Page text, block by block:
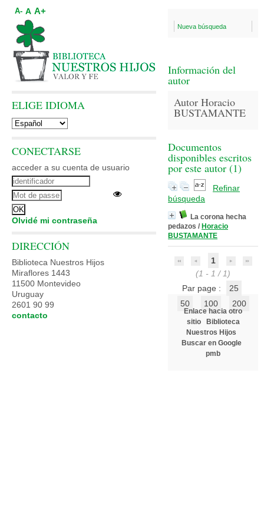
Nueva búsqueda
Información del
autor
Autor Horacio
BUSTAMANTE
Documentos
disponibles escritos
por este autor (1)
Refinar
búsqueda
La corona hecha
pedazos / Horacio
BUSTAMANTE
1
(1 - 1 / 1)
Par page :
25
50
100 200
Enlace hacia otro
sitio
Biblioteca
Nuestros Hijos
Buscar en Google
pmb
A- A A+
ELIGE IDIOMA
CONECTARSE
acceder a su cuenta de usuario
Olvidé mi contraseña
DIRECCIÓN
Biblioteca Nuestros Hijos
Miraflores 1443
11500 Montevideo
Uruguay
2601 90 99
contacto